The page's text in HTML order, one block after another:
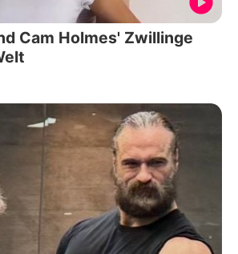
Cam Holmes' Zwillinge